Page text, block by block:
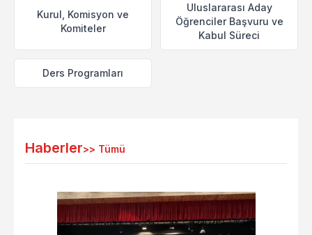
Kurul, Komisyon ve
Komiteler
Uluslararası Aday
Öğrenciler Başvuru ve
Kabul Süreci
Ders Programları
Haberler>> Tümü